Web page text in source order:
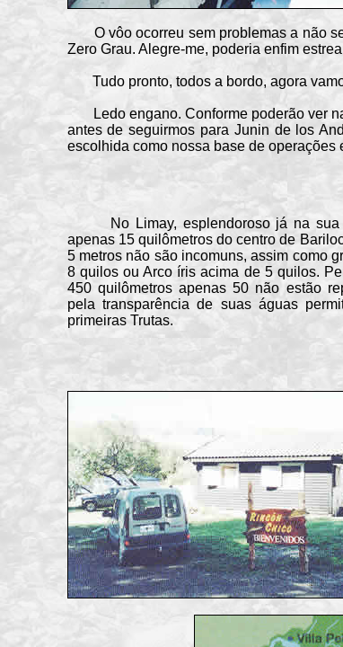
O vôo ocorreu sem problemas a não
Zero Grau. Alegre-me, poderia enfim
Tudo pronto, todos a bordo, agora
Ledo engano. Conforme poderão ver na
antes de seguirmos para Junin de los
escolhida como nossa base de operações
No Limay, esplendoroso já na sua
apenas 15 quilômetros do centro de
5 metros não são incomuns, assim como
8 quilos ou Arco íris acima de 5 quilos.
450 quilômetros apenas 50 não estão
pela transparência de suas águas
primeiras Trutas.